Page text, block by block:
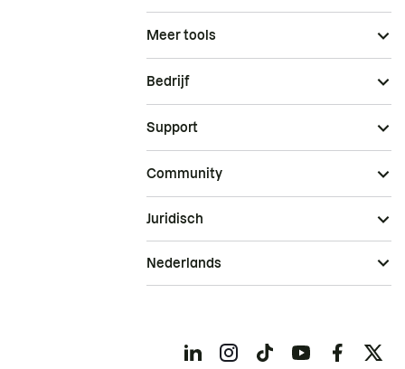
Meer tools
Bedrijf
Support
Community
Juridisch
Nederlands